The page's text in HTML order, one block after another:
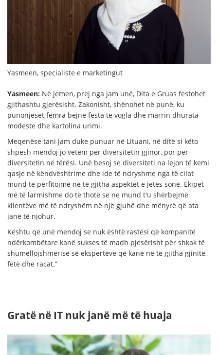
Yasmeen, specialiste e marketingut
Yasmeen: Në Jemen, prej nga jam unë, Dita e Gruas festohet
gjithashtu gjerësisht. Zakonisht, shënohet në punë, ku
punonjëset femra bëjnë festa të vogla dhe marrin dhurata
modeste dhe kartolina urimi.
Meqenëse tani jam duke punuar në Lituani, në ditë si këto
shpesh mendoj jo vetëm për diversitetin gjinor, por për
diversitetin në tërësi. Unë besoj se diversiteti na lejon të kemi
qasje në këndvështrime dhe ide të ndryshme nga të cilat
mund të përfitojmë në të gjitha aspektet e jetës sonë. Ekipet
më të larmishme do të thotë se ne mund t'u shërbejmë
klientëve më të ndryshëm në një gjuhë dhe mënyrë që ata
janë të njohur.
Kështu që unë mendoj se nuk është rastësi që kompanitë
ndërkombëtare kanë sukses të madh pjesërisht për shkak të
shumëllojshmërisë së ekspertëve që kanë në të gjitha gjinitë,
fetë dhe racat.”
Gratë në IT nuk janë më të huaja